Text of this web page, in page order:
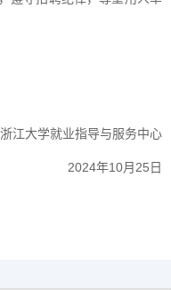
浙江大学就业指导与服务中心
2024年10月 25 日